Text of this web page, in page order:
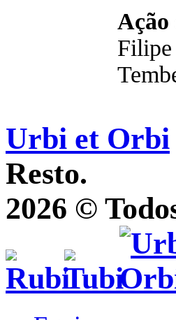
Filipe
Urbi et Orbi
Resto.
2026 ©